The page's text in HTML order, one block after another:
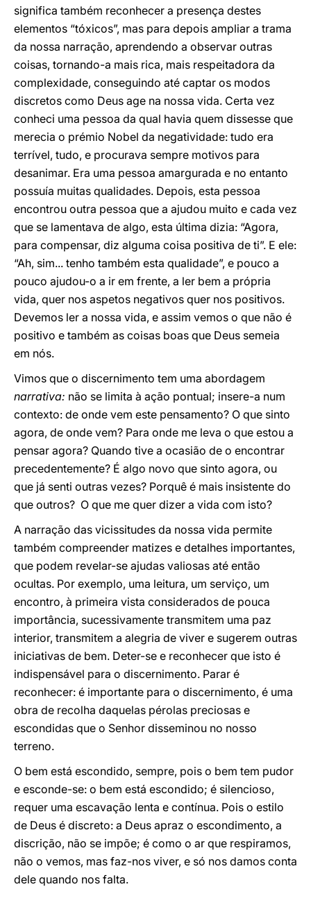
significa também reconhecer a presença destes
elementos “tóxicos”, mas para depois ampliar a trama
da nossa narração, aprendendo a observar outras
coisas, tornando-a mais rica, mais respeitadora da
complexidade, conseguindo até captar os modos
discretos como Deus age na nossa vida. Certa vez
conheci uma pessoa da qual havia quem dissesse que
merecia o prémio Nobel da negatividade: tudo era
terrível, tudo, e procurava sempre motivos para
desanimar. Era uma pessoa amargurada e no entanto
possuía muitas qualidades. Depois, esta pessoa
encontrou outra pessoa que a ajudou muito e cada vez
que se lamentava de algo, esta última dizia: “Agora,
para compensar, diz alguma coisa positiva de ti”. E ele:
“Ah, sim... tenho também esta qualidade”, e pouco a
pouco ajudou-o a ir em frente, a ler bem a própria
vida, quer nos aspetos negativos quer nos positivos.
Devemos ler a nossa vida, e assim vemos o que não é
positivo e também as coisas boas que Deus semeia
em nós.
Vimos que o discernimento tem uma abordagem
narrativa: não se limita à ação pontual; insere-a num
contexto: de onde vem este pensamento? O que sinto
agora, de onde vem? Para onde me leva o que estou a
pensar agora? Quando tive a ocasião de o encontrar
precedentemente? É algo novo que sinto agora, ou
que já senti outras vezes? Porquê é mais insistente do
que outros? O que me quer dizer a vida com isto?
A narração das vicissitudes da nossa vida permite
também compreender matizes e detalhes importantes,
que podem revelar-se ajudas valiosas até então
ocultas. Por exemplo, uma leitura, um serviço, um
encontro, à primeira vista considerados de pouca
importância, sucessivamente transmitem uma paz
interior, transmitem a alegria de viver e sugerem outras
iniciativas de bem. Deter-se e reconhecer que isto é
indispensável para o discernimento. Parar é
reconhecer: é importante para o discernimento, é uma
obra de recolha daquelas pérolas preciosas e
escondidas que o Senhor disseminou no nosso
terreno.
O bem está escondido, sempre, pois o bem tem pudor
e esconde-se: o bem está escondido; é silencioso,
requer uma escavação lenta e contínua. Pois o estilo
de Deus é discreto: a Deus apraz o escondimento, a
discrição, não se impõe; é como o ar que respiramos,
não o vemos, mas faz-nos viver, e só nos damos conta
dele quando nos falta.